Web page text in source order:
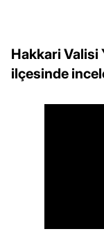
Hakkari Valisi
ilçesinde